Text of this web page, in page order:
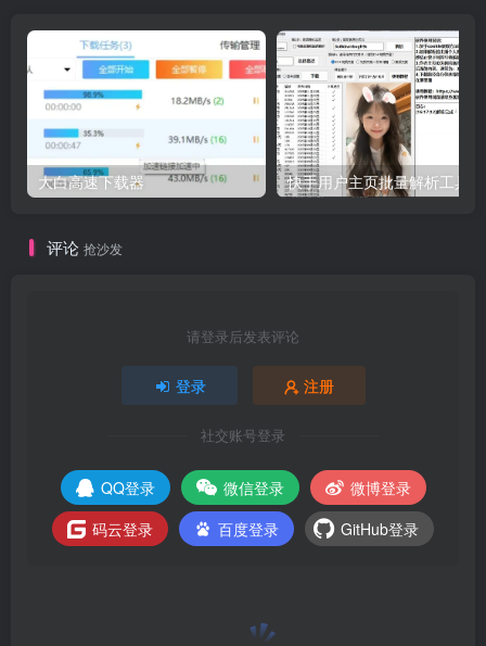
大白高速下载器 快手用户主页批量解析工具
评论 抢沙发
请登录后发表评论
登录 注册
社交账号登录
QQ登录 微信登录
微博登录
码云登录
百度登录 GitHub登录